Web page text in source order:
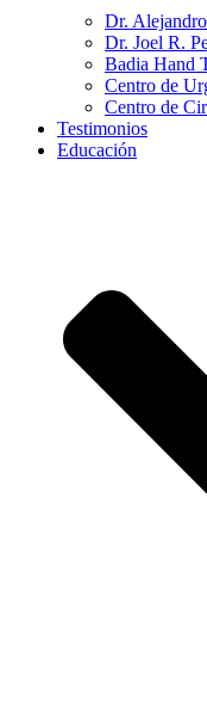
Dr.
Dr. Joel R.
Badia Hand
Centro de
Centro de
Testimonios
Educación